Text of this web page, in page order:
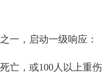
，启动一级响应：
，或100人以上重伤